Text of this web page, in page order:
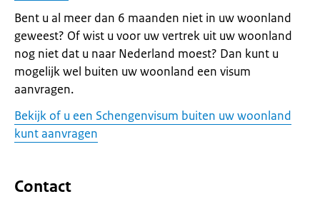
Bent u al meer dan 6 maanden niet in uw woonland
geweest? Of wist u voor uw vertrek uit uw woonland
nog niet dat u naar Nederland moest? Dan kunt u
mogelijk wel buiten uw woonland een visum
aanvragen.
Bekijk of u een Schengenvisum buiten uw woonland
kunt aanvragen
Contact